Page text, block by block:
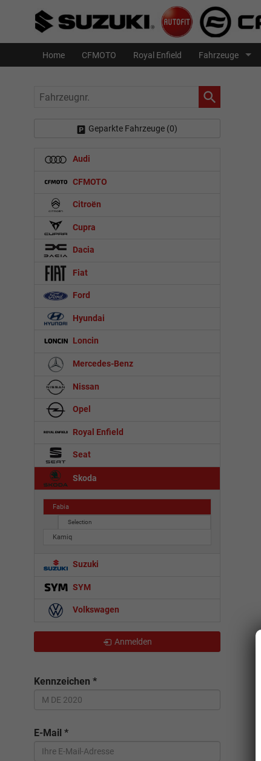
Home CFMOTO Royal Enfield Fahrzeuge
Fahrzeugnr.
Geparkte Fahrzeuge (0)
Audi
CFMOTO
Citroën
Cupra
Dacia
Fiat
Ford
Hyundai
Loncin
Mercedes-Benz
Nissan
Opel
Royal Enfield
Seat
Skoda
Fabia
Selection
Kamiq
Suzuki
SYM
Volkswagen
Anmelden
Kennzeichen *
E-Mail *